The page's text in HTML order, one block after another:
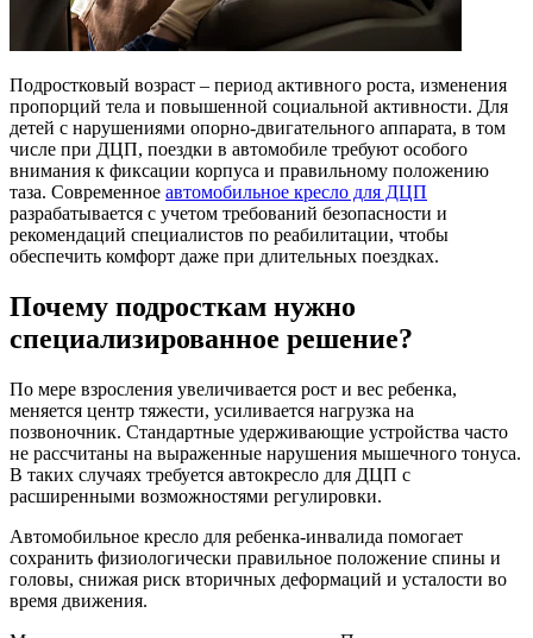
Подростковый возраст – период активного роста, изменения
пропорций тела и повышенной социальной активности. Для
детей с нарушениями опорно-двигательного аппарата, в том
числе при ДЦП, поездки в автомобиле требуют особого
внимания к фиксации корпуса и правильному положению
таза. Современное автомобильное кресло для ДЦП
разрабатывается с учетом требований безопасности и
рекомендаций специалистов по реабилитации, чтобы
обеспечить комфорт даже при длительных поездках.
Почему подросткам нужно
специализированное решение?
По мере взросления увеличивается рост и вес ребенка,
меняется центр тяжести, усиливается нагрузка на
позвоночник. Стандартные удерживающие устройства часто
не рассчитаны на выраженные нарушения мышечного тонуса.
В таких случаях требуется автокресло для ДЦП с
расширенными возможностями регулировки.
Автомобильное кресло для ребенка-инвалида помогает
сохранить физиологически правильное положение спины и
головы, снижая риск вторичных деформаций и усталости во
время движения.